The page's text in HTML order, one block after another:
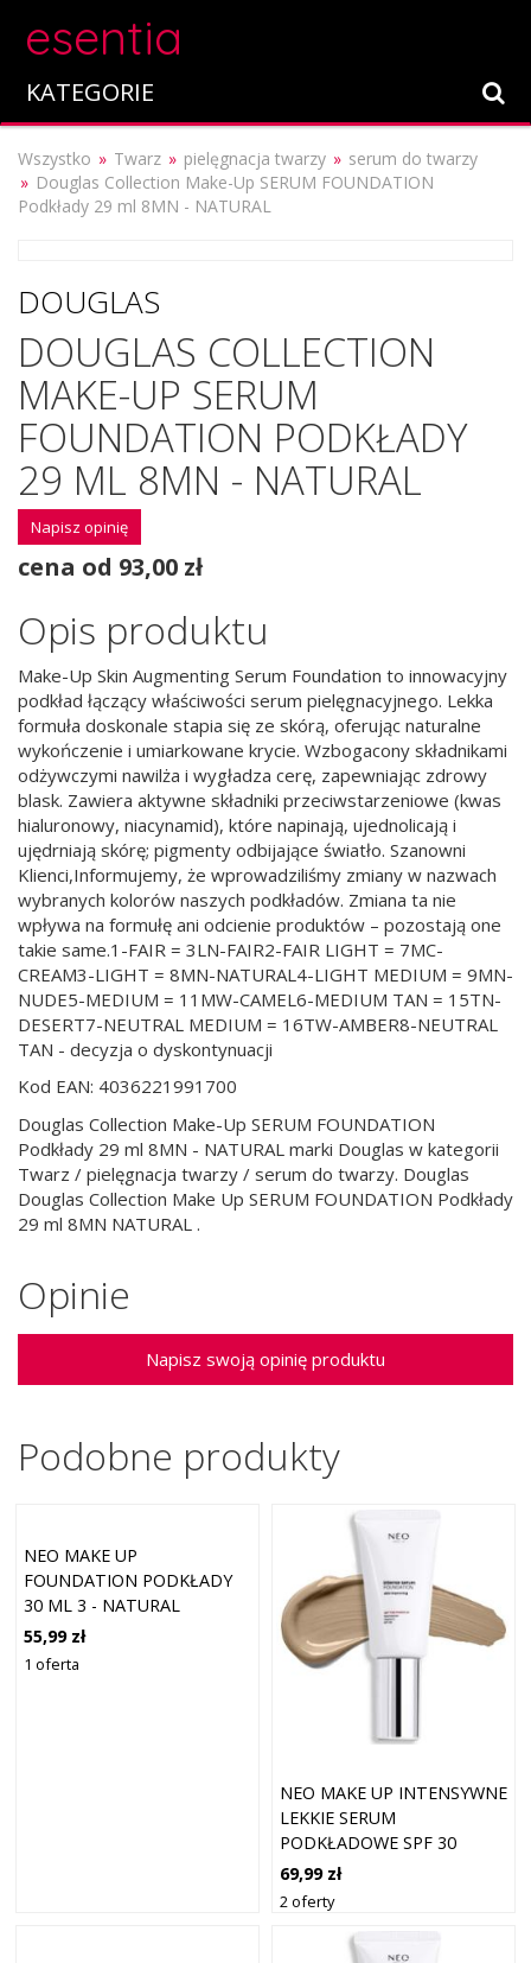
esentia
KATEGORIE
Wszystko Twarz pielęgnacja twarzy
serum do twarzy
Douglas Collection Make-Up SERUM FOUNDATION
Podkłady 29 ml 8MN - NATURAL
DOUGLAS
DOUGLAS COLLECTION
MAKE-UP SERUM
FOUNDATION PODKŁADY
29 ML 8MN - NATURAL
Napisz opinię
cena od 93,00 zł
Opis produktu
Make-Up Skin Augmenting Serum Foundation to innowacyjny
podkład łączący właściwości serum pielęgnacyjnego. Lekka
formuła doskonale stapia się ze skórą, oferując naturalne
wykończenie i umiarkowane krycie. Wzbogacony składnikami
odżywczymi nawilża i wygładza cerę, zapewniając zdrowy
blask. Zawiera aktywne składniki przeciwstarzeniowe (kwas
hialuronowy, niacynamid), które napinają, ujednolicają i
ujędrniają skórę; pigmenty odbijające światło. Szanowni
Klienci,Informujemy, że wprowadziliśmy zmiany w nazwach
wybranych kolorów naszych podkładów. Zmiana ta nie
wpływa na formułę ani odcienie produktów – pozostają one
takie same.1-FAIR = 3LN-FAIR2-FAIR LIGHT = 7MC-
CREAM3-LIGHT = 8MN-NATURAL4-LIGHT MEDIUM = 9MN-
NUDE5-MEDIUM = 11MW-CAMEL6-MEDIUM TAN = 15TN-
DESERT7-NEUTRAL MEDIUM = 16TW-AMBER8-NEUTRAL
TAN - decyzja o dyskontynuacji
Kod EAN: 4036221991700
Douglas Collection Make-Up SERUM FOUNDATION
Podkłady 29 ml 8MN - NATURAL marki Douglas w kategorii
Twarz / pielęgnacja twarzy / serum do twarzy. Douglas
Douglas Collection Make Up SERUM FOUNDATION Podkłady
29 ml 8MN NATURAL .
Opinie
Napisz swoją opinię produktu
Podobne produkty
NEO MAKE UP
FOUNDATION PODKŁADY
30 ML 3 - NATURAL
55,99 zł
1 oferta
NEO MAKE UP INTENSYWNE
LEKKIE SERUM
PODKŁADOWE SPF 30
KOLOR 03 NATURAL 30 ML
69,99 zł
2 oferty